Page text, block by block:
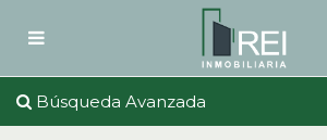
Búsqueda Avanzada